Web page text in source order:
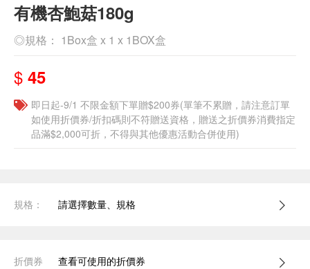
有機杏鮑菇180g
◎規格： 1Box盒 x 1 x 1BOX盒
$ 45
即日起-9/1 不限金額下單贈$200券(單筆不累贈，請注意訂單
如使用折價券/折扣碼則不符贈送資格，贈送之折價券消費指定
品滿$2,000可折，不得與其他優惠活動合併使用)
規格： 請選擇數量、規格
折價券 查看可使用的折價券